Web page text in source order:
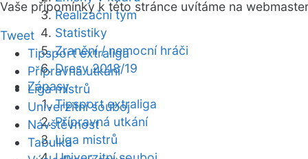
Realizační tým
Statistiky
Zranění / nemocní hráči
Dresy 2018/19
Zápasy
Tipsport extraliga
Přípravná utkání
Liga mistrů
Vaše připomínky k této stránce uvítáme na webmaster
Tweet
Tipsport extraliga
Přípravná utkání
Liga mistrů
Univerzitní souboj
Návštěvnost
Tabulka